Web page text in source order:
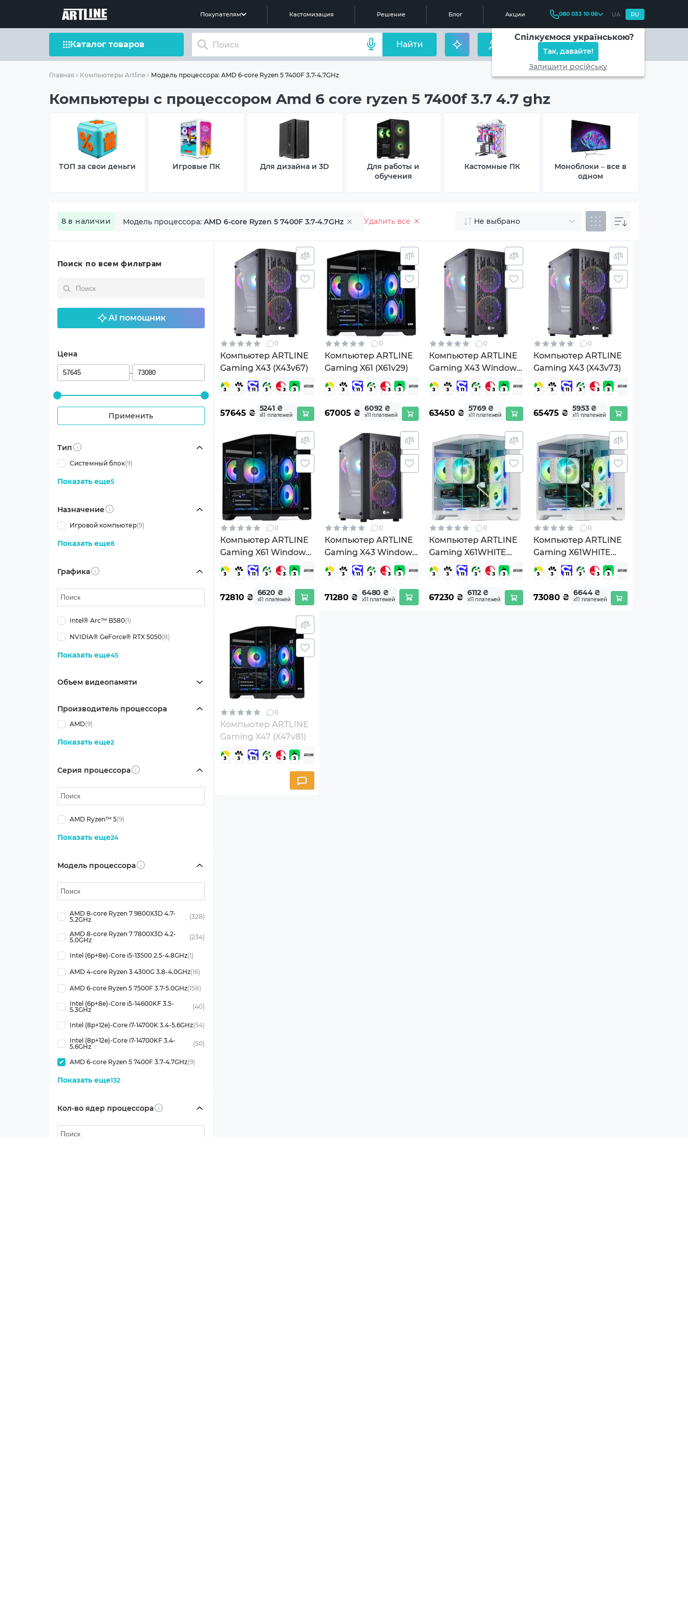
Покупателям Кастомизация Решение Блог Акции 080 033 10 06 UA RU
Спілкуємося українською?
Так, давайте!
Залишити російську
Каталог товаров Найти
Главная Компьютеры Artline Модель процессора: AMD 6-core Ryzen 5 7400F 3.7-4.7GHz
Компьютеры с процессором Amd 6 core ryzen 5 7400f 3.7 4.7 ghz
ТОП за свои деньги Игровые ПК Для дизайна и 3D
Для работы и
обучения
Кастомные ПК
Моноблоки – все в
одном
8 в наличии Модель процессора: AMD 6-core Ryzen 5 7400F 3.7-4.7GHz Удалить все Не выбрано
Поиск по всем фильтрам
AI помощник
Цена
-
Применить
Тип
Info
Системный блок(9)
Показать еще5
Назначение Info
Игровой компьютер(9)
Показать еще8
Графика Info
Intel® Arc™ B580(1)
NVIDIA® GeForce® RTX 5050(8)
Показать еще45
Объем видеопамяти
Производитель процессора
AMD(9)
Показать еще2
Серия процессора Info
AMD Ryzen™ 5(9)
Показать еще24
Модель процессора Info
AMD 8-core Ryzen 7 9800X3D 4.7-
5.2GHz
(328)
AMD 8-core Ryzen 7 7800X3D 4.2-
5.0GHz
(234)
Intel (6p+8e)-Core i5-13500 2.5-4.8GHz(1)
AMD 4-core Ryzen 3 4300G 3.8-4.0GHz(16)
AMD 6-core Ryzen 5 7500F 3.7-5.0GHz(158)
Intel (6p+8e)-Core i5-14600KF 3.5-
5.3GHz
(40)
Intel (8p+12e)-Core i7-14700K 3.4-5.6GHz(54)
Intel (8p+12e)-Core i7-14700KF 3.4-
5.6GHz
(50)
AMD 6-core Ryzen 5 7400F 3.7-4.7GHz(9)
Показать еще132
Кол-во ядер процессора Info
0
Компьютер ARTLINE
Gaming X43 (X43v67)
57645 ₴ 5241 ₴
х11 платежей
0
Компьютер ARTLINE
Gaming X61 (X61v29)
67005 ₴ 6092 ₴
х11 платежей
0
Компьютер ARTLINE
Gaming X43 Windows
11 Home (X43v67Win)
63450₴ 5769 ₴
х11 платежей
0
Компьютер ARTLINE
Gaming X43 (X43v73)
65475 ₴ 5953 ₴
х11 платежей
0
Компьютер ARTLINE
Gaming X61 Windows
11 Home (X61v29Win)
72810₴ 6620 ₴
х11 платежей
0
Компьютер ARTLINE
Gaming X43 Windows
11 Home (X43v73Win)
71280₴ 6480 ₴
х11 платежей
0
Компьютер ARTLINE
Gaming X61WHITE
(X61WHITEv29)
67230₴ 6112 ₴
х11 платежей
0
Компьютер ARTLINE
Gaming X61WHITE
Windows 11 Home
(X61WHITEv29Win)
73080 ₴ 6644 ₴
х11 платежей
0
Компьютер ARTLINE
Gaming X47 (X47v81)